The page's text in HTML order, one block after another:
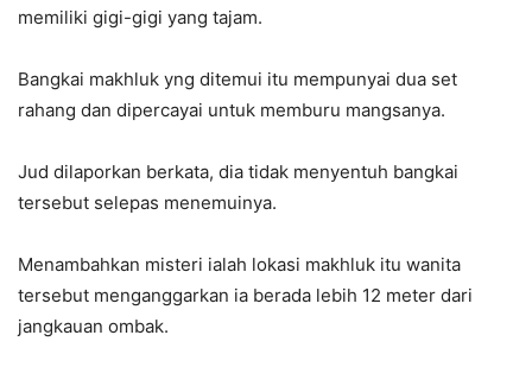
memiliki gigi-gigi yang tajam.
Bangkai makhluk yng ditemui itu mempunyai dua set
rahang dan dipercayai untuk memburu mangsanya.
Jud dilaporkan berkata, dia tidak menyentuh bangkai
tersebut selepas menemuinya.
Menambahkan misteri ialah lokasi makhluk itu wanita
tersebut menganggarkan ia berada lebih 12 meter dari
jangkauan ombak.